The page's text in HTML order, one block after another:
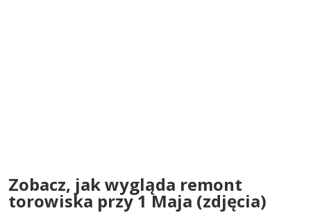
Zobacz, jak wygląda remont
torowiska przy 1 Maja (zdjęcia)